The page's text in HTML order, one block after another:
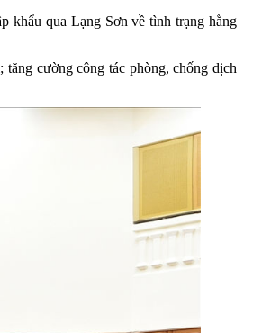
khẩu qua Lạng Sơn về tình trạng hằng
cường công tác phòng, chống dịch